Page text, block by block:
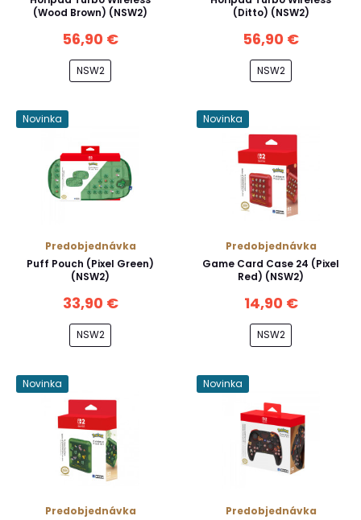
(Wood Brown) (NSW2)
56,90 €
NSW2
(Ditto) (NSW2)
56,90 €
NSW2
Novinka
Predobjednávka
Puff Pouch (Pixel Green)
(NSW2)
33,90 €
NSW2
Novinka
Predobjednávka
Game Card Case 24 (Pixel
Red) (NSW2)
14,90 €
NSW2
Novinka
Predobjednávka
Novinka
Predobjednávka